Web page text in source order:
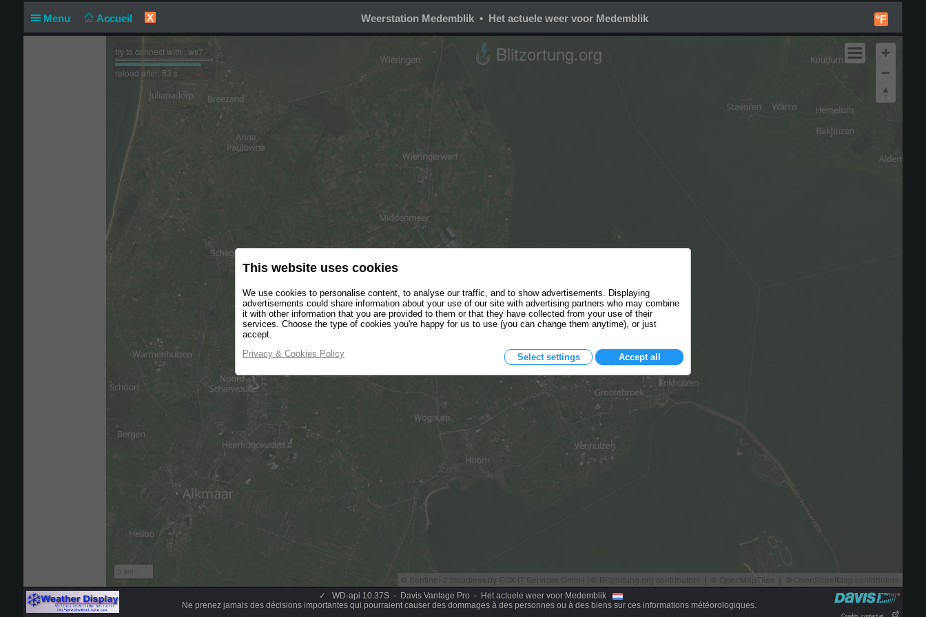
Menu Accueil X °F
Weerstation Medemblik • Het actuele weer voor Medemblik
✓
WD-api 10.37S - Davis Vantage Pro - Het actuele weer voor Medemblik
Ne prenez jamais des décisions importantes qui pourraient causer des dommages à des personnes ou à des biens sur ces informations météorologiques.